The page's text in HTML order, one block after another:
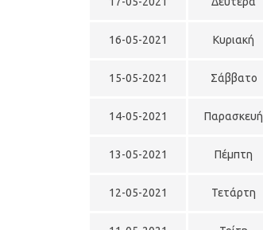
16-05-2021 Κυριακή
15-05-2021 Σάββατο
14-05-2021 Παρασκευή
13-05-2021 Πέμπτη
12-05-2021 Τετάρτη